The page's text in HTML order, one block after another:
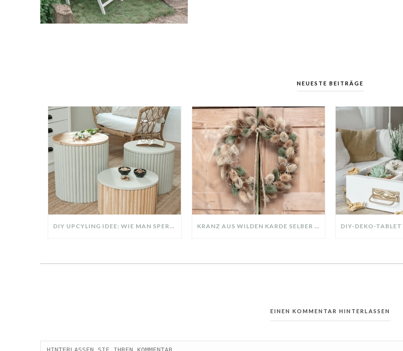
NEUESTE BEITRÄGE
DIY UPCYLING IDEE: WIE MAN SPERRMÜLL IN EIN DESIGNER TEIL VERWANDELT KRANZ AUS WILDEN KARDE SELBER MACHEN: HERBSTDEKO GANZ EINFACH
EINEN KOMMENTAR HINTERLASSEN